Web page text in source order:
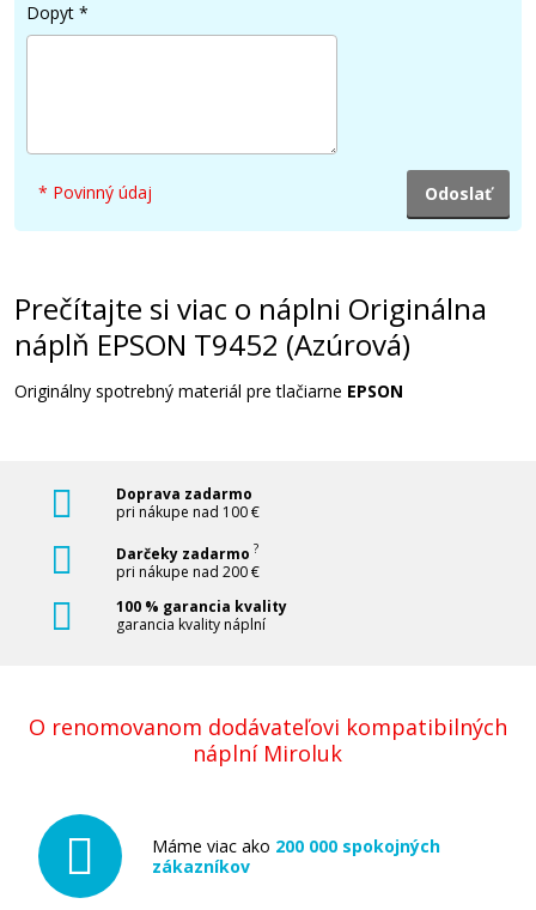
Kompatibilná náplň s EPSON T9453
Kompatibilná náplň
41,90 €
Pridať do košíka
Kompatibilná náplň
Dopyt *
* Povinný údaj
Prečítajte si viac o náplni Originálna
náplň EPSON T9452 (Azúrová)
Originálny spotrebný materiál pre tlačiarne EPSON
Doprava zadarmo
pri nákupe nad 100 €
Darčeky zadarmo ?
pri nákupe nad 200 €
100 % garancia kvality
garancia kvality náplní
O renomovanom dodávateľovi kompatibilných
náplní Miroluk
Máme viac ako 200 000 spokojných
zákazníkov